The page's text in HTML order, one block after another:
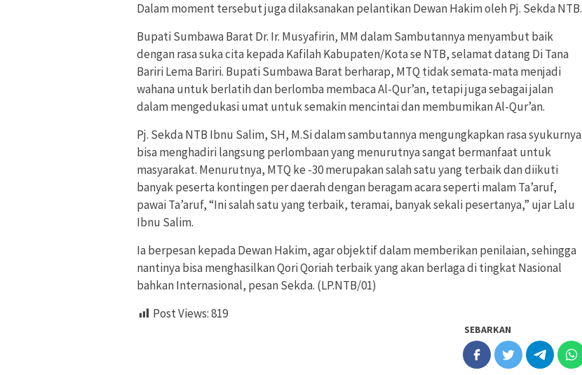
Dalam moment tersebut juga dilaksanakan pelantikan Dewan Hakim oleh Pj. Sekda NTB.
Bupati Sumbawa Barat Dr. Ir. Musyafirin, MM dalam Sambutannya menyambut baik
dengan rasa suka cita kepada Kafilah Kabupaten/Kota se NTB, selamat datang Di Tana
Bariri Lema Bariri. Bupati Sumbawa Barat berharap, MTQ tidak semata-mata menjadi
wahana untuk berlatih dan berlomba membaca Al-Qur’an, tetapi juga sebagai jalan
dalam mengedukasi umat untuk semakin mencintai dan membumikan Al-Qur’an.
Pj. Sekda NTB Ibnu Salim, SH, M.Si dalam sambutannya mengungkapkan rasa syukurnya
bisa menghadiri langsung perlombaan yang menurutnya sangat bermanfaat untuk
masyarakat. Menurutnya, MTQ ke -30 merupakan salah satu yang terbaik dan diikuti
banyak peserta kontingen per daerah dengan beragam acara seperti malam Ta’aruf,
pawai Ta’aruf, “Ini salah satu yang terbaik, teramai, banyak sekali pesertanya,” ujar Lalu
Ibnu Salim.
Ia berpesan kepada Dewan Hakim, agar objektif dalam memberikan penilaian, sehingga
nantinya bisa menghasilkan Qori Qoriah terbaik yang akan berlaga di tingkat Nasional
bahkan Internasional, pesan Sekda. (LP.NTB/01)
Post Views:819
SEBARKAN